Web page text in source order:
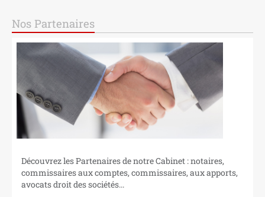
Nos Partenaires
Découvrez les Partenaires de notre Cabinet : notaires,
commissaires aux comptes, commissaires, aux apports,
avocats droit des sociétés...